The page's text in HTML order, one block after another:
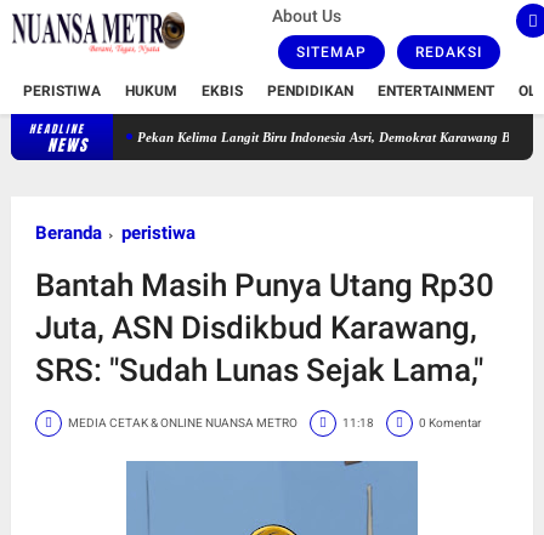
About Us
SITEMAP REDAKSI
PERISTIWA HUKUM EKBIS PENDIDIKAN ENTERTAINMENT
HEADLINE
NEWS
Pekan Kelima Langit Biru Indonesia Asri, Demokrat Karawang Bersihkan TPU
Beranda peristiwa
Bantah Masih Punya Utang Rp30
Juta, ASN Disdikbud Karawang,
SRS: "Sudah Lunas Sejak Lama,"
MEDIA CETAK & ONLINE NUANSA METRO 11:18 0 Komentar